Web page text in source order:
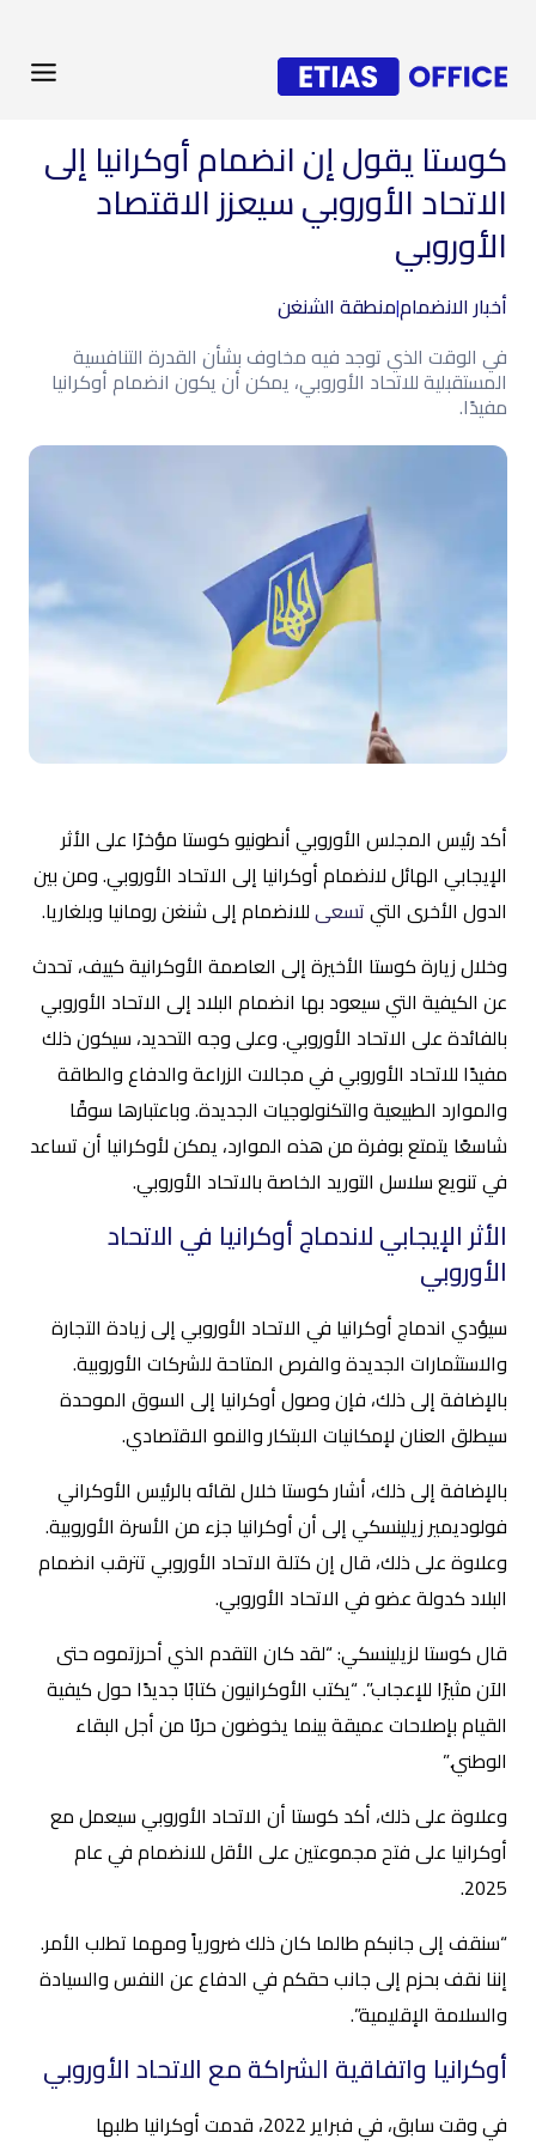
كوستا يقول إن انضمام أوكرانيا إلى
الاتحاد الأوروبي سيعزز الاقتصاد
الأوروبي
أخبار الانضمام|منطقة الشنغن
في الوقت الذي توجد فيه مخاوف بشأن القدرة التنافسية
المستقبلية للاتحاد الأوروبي، يمكن أن يكون انضمام أوكرانيا
مفيدًا.
أكد رئيس المجلس الأوروبي أنطونيو كوستا مؤخرًا على الأثر
الإيجابي الهائل لانضمام أوكرانيا إلى الاتحاد الأوروبي. ومن بين
الدول الأخرى التيتسعىللانضمام إلى شنغن رومانيا وبلغاريا.
وخلال زيارة كوستا الأخيرة إلى العاصمة الأوكرانية كييف، تحدث
عن الكيفية التي سيعود بها انضمام البلاد إلى الاتحاد الأوروبي
بالفائدة على الاتحاد الأوروبي. وعلى وجه التحديد، سيكون ذلك
مفيدًا للاتحاد الأوروبي في مجالات الزراعة والدفاع والطاقة
والموارد الطبيعية والتكنولوجيات الجديدة. وباعتبارها سوقًا
شاسعًا يتمتع بوفرة من هذه الموارد، يمكن لأوكرانيا أن تساعد
في تنويع سلاسل التوريد الخاصة بالاتحاد الأوروبي.
الأثر الإيجابي لاندماج أوكرانيا في الاتحاد
الأوروبي
سيؤدي اندماج أوكرانيا في الاتحاد الأوروبي إلى زيادة التجارة
والاستثمارات الجديدة والفرص المتاحة للشركات الأوروبية.
بالإضافة إلى ذلك، فإن وصول أوكرانيا إلى السوق الموحدة
سيطلق العنان لإمكانيات الابتكار والنمو الاقتصادي.
بالإضافة إلى ذلك، أشار كوستا خلال لقائه بالرئيس الأوكراني
فولوديمير زيلينسكي إلى أن أوكرانيا جزء من الأسرة الأوروبية.
وعلاوة على ذلك، قال إن كتلة الاتحاد الأوروبي تترقب انضمام
البلاد كدولة عضو في الاتحاد الأوروبي.
قال كوستا لزيلينسكي: “لقد كان التقدم الذي أحرزتموه حتى
الآن مثيرًا للإعجاب”. “يكتب الأوكرانيون كتابًا جديدًا حول كيفية
القيام بإصلاحات عميقة بينما يخوضون حربًا من أجل البقاء
الوطني.”
وعلاوة على ذلك، أكد كوستا أن الاتحاد الأوروبي سيعمل مع
أوكرانيا على فتح مجموعتين على الأقل للانضمام في عام
2025.
“سنقف إلى جانبكم طالما كان ذلك ضرورياً ومهما تطلب الأمر.
إننا نقف بحزم إلى جانب حقكم في الدفاع عن النفس والسيادة
والسلامة الإقليمية”.
أوكرانيا واتفاقية الشراكة مع الاتحاد الأوروبي
في وقت سابق، في فبراير 2022، قدمت أوكرانيا طلبها